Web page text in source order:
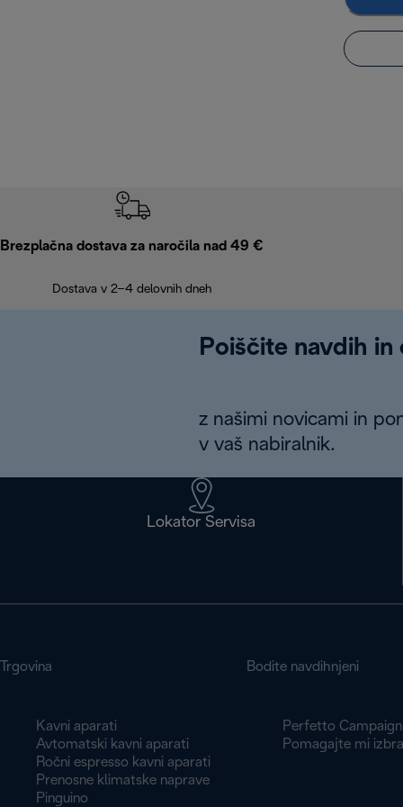
Brezplačna dostava za naročila nad 49 €
Dostava v 2–4 delovnih dneh
Poiščite navdih
z našimi novicami in
v vaš nabiralnik.
Lokator Servisa
Trgovina
Kavni aparati
Avtomatski kavni aparati
Ročni espresso kavni aparati
Prenosne klimatske naprave
Pinguino
Bodite navdihnjeni
Perfetto Campaign
Pomagajte mi